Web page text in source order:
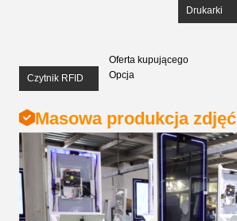
Drukarki
Oferta kupującego
Czytnik RFID
Opcja
Masowa produkcja zdjęć